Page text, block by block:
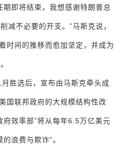
期即将结束，我想感谢特朗普总
减不必要的开支。”马斯克说，
时间的推移而愈加坚定，并成为
胜选后，宣布由马斯克牵头成
国联邦政府的大规模结构性改
府效率部”将从每年6.5万亿美元
浪费与欺诈”。